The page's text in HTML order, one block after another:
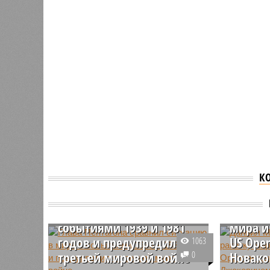
ситуацию в мире с
событиями 1939 и 1981
годов и предупредил о
третьей мировой войне
1063
0
мира
US